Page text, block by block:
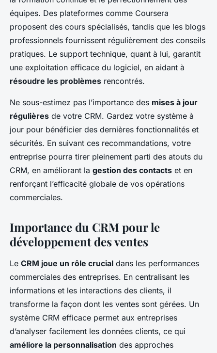
équipes. Des plateformes comme Coursera
proposent des cours spécialisés, tandis que les blogs
professionnels fournissent régulièrement des conseils
pratiques. Le support technique, quant à lui, garantit
une exploitation efficace du logiciel, en aidant à
résoudre les problèmes rencontrés.
Ne sous-estimez pas l’importance des mises à jour
régulières de votre CRM. Gardez votre système à
jour pour bénéficier des dernières fonctionnalités et
sécurités. En suivant ces recommandations, votre
entreprise pourra tirer pleinement parti des atouts du
CRM, en améliorant la gestion des contacts et en
renforçant l’efficacité globale de vos opérations
commerciales.
Importance du CRM pour le
développement des ventes
Le CRM joue un rôle crucial dans les performances
commerciales des entreprises. En centralisant les
informations et les interactions des clients, il
transforme la façon dont les ventes sont gérées. Un
système CRM efficace permet aux entreprises
d’analyser facilement les données clients, ce qui
améliore la personnalisation des approches